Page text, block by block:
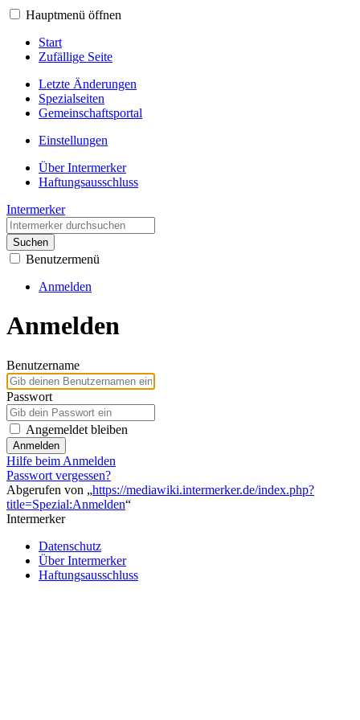
Hauptmenü öffnen
Start
Zufällige Seite
Letzte Änderungen
Spezialseiten
Gemeinschafts­portal
Einstellungen
Über Intermerker
Haftungsausschluss
Intermerker
Suchen
Benutzermenü
Anmelden
Anmelden
Benutzername
Passwort
Angemeldet bleiben
Anmelden
Hilfe beim Anmelden
Passwort vergessen?
Abgerufen von „https://mediawiki.intermerker.de/index.php?
title=Spezial:Anmelden“
Intermerker
Datenschutz
Über Intermerker
Haftungsausschluss